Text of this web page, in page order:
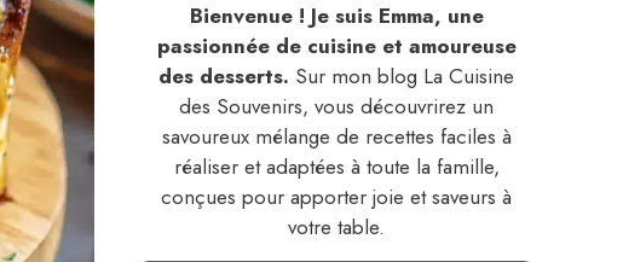
Bienvenue ! Je suis Emma, une
passionnée de cuisine et amoureuse
des desserts. Sur mon blog La Cuisine
des Souvenirs, vous découvrirez un
savoureux mélange de recettes faciles à
réaliser et adaptées à toute la famille,
conçues pour apporter joie et saveurs à
votre table.